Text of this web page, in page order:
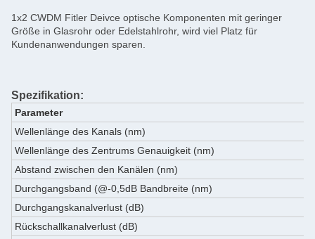
1x2 CWDM Fitler Deivce optische Komponenten mit geringer
Größe in Glasrohr oder Edelstahlrohr, wird viel Platz für
Kundenanwendungen sparen.
Spezifikation:
Parameter
Wellenlänge des Kanals (nm)
Wellenlänge des Zentrums Genauigkeit (nm)
Abstand zwischen den Kanälen (nm)
Durchgangsband (@-0,5dB Bandbreite (nm)
Durchgangskanalverlust (dB)
Rückschallkanalverlust (dB)